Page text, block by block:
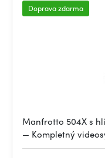
Doprava zdarma
Manfrotto 504X s
— Kompletný